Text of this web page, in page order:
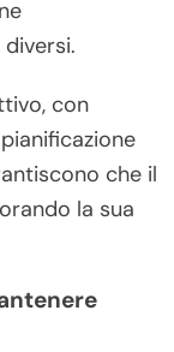
con
che il
la sua